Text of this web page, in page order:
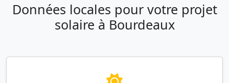
Données locales pour votre projet
solaire à Bourdeaux